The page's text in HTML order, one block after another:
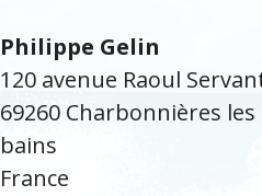
Philippe Gelin
120 avenue Raoul
69260 Charbonnières les
bains
France